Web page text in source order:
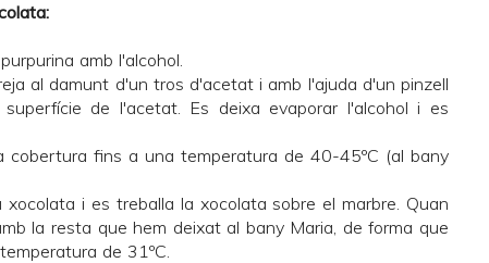
amb l'alcohol.
al damunt d'un tros d'acetat i amb l'ajuda d'un pinzell
de l'acetat. Es deixa evaporar l'alcohol i es
cobertura fins a una temperatura de 40-45ºC (al bany
i es treballa la xocolata sobre el marbre. Quan
la resta que hem deixat al bany Maria, de forma que
de 31ºC.